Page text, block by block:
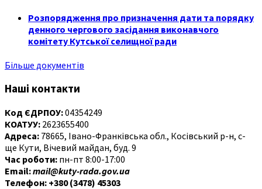
Розпорядження про призначення дати та порядку
денного чергового засідання виконавчого
комітету Кутської селищної ради
Більше документів
Наші контакти
Код ЄДРПОУ:04354249
КОАТУУ: 2623655400
Адреса: 78665, Івано-Франківська обл., Косівський р-н, с-
ще Кути, Вічевий майдан, буд. 9
Час роботи: пн-пт 8:00-17:00
Email:mail@kuty-rada.gov.ua
Телефон: +380 (3478) 45303